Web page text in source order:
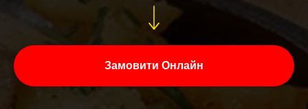
Замовити Онлайн